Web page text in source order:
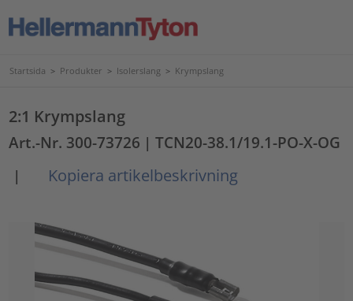
Startsida > Produkter > Isolerslang > Krympslang
2:1 Krympslang
Art.-Nr. 300-73726 | TCN20-38.1/19.1-PO-X-OG
|
Kopiera artikelbeskrivning